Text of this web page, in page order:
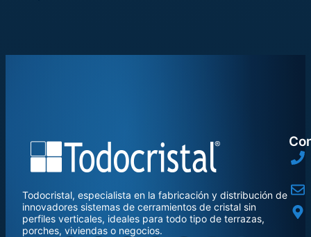
Todocristal, especialista en la fabricación y distribución de
innovadores sistemas de cerramientos de cristal sin
perfiles verticales, ideales para todo tipo de terrazas,
porches, viviendas o negocios.